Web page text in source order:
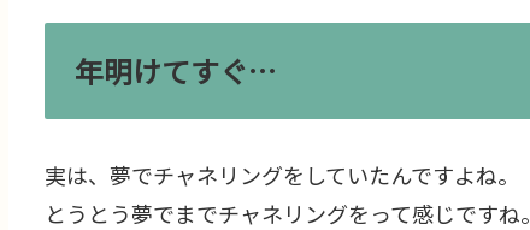
年明けてすぐ…
実は、夢でチャネリングをしていたんですよね。
とうとう夢でまでチャネリングをって感じですね。